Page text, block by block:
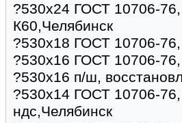
?530х24 ГОСТ 10706-
К60,Челябинск
?530х18 ГОСТ 10706-
?530х16 ГОСТ 10706-
?530х16 п/ш,
?530х14 ГОСТ 10706-
ндс,Челябинск